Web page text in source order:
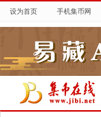
设为首页 手机集币网